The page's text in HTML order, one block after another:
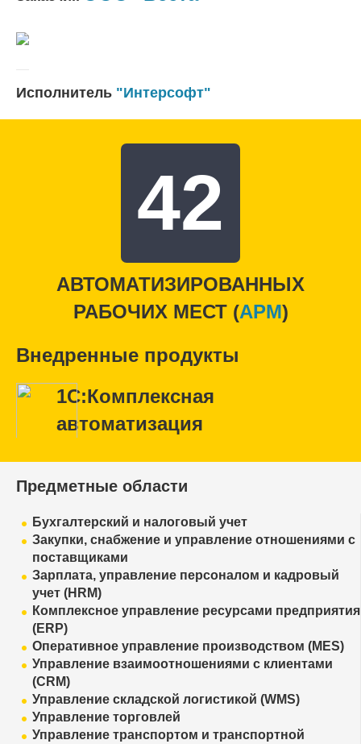
Исполнитель "Интерсофт"
42
АВТОМАТИЗИРОВАННЫХ
РАБОЧИХ МЕСТ (APM)
Внедренные продукты
1С:Комплексная
автоматизация
Предметные области
Бухгалтерский и налоговый учет
Закупки, снабжение и управление отношениями с
поставщиками
Зарплата, управление персоналом и кадровый
учет (HRM)
Комплексное управление ресурсами предприятия
(ERP)
Оперативное управление производством (MES)
Управление взаимоотношениями с клиентами
(CRM)
Управление складской логистикой (WMS)
Управление торговлей
Управление транспортом и транспортной